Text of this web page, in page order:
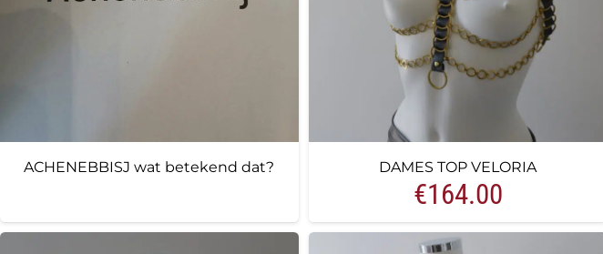
ACHENEBBISJ wat betekend dat? DAMES TOP VELORIA
€164.00